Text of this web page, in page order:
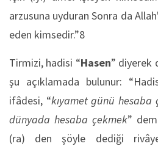
arzusu­na uyduran Sonra da
eden kimsedir.”8
Tirmizi, hadisi “Hasen” diyerek
şu açıklamada bulunur:
ifâdesi, “kıyamet günü hesaba
dünyada hesaba çekmek”
(ra) den şöyle dediği